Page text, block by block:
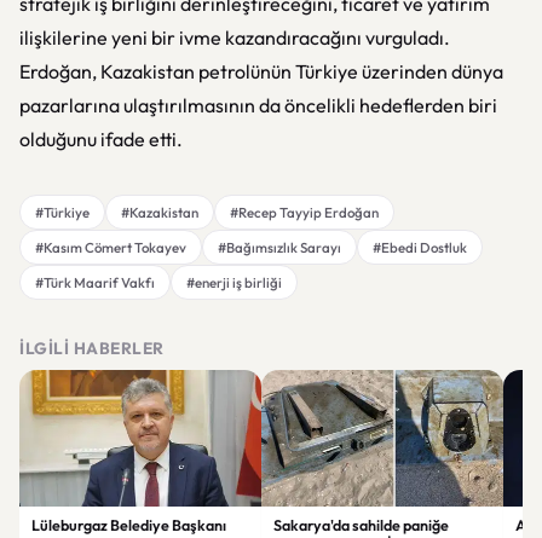
ilişkilerine yeni bir ivme kazandıracağını vurguladı.
Erdoğan, Kazakistan petrolünün Türkiye üzerinden dünya
pazarlarına ulaştırılmasının da öncelikli hedeflerden biri
olduğunu ifade etti.
#Türkiye #Kazakistan
#Recep Tayyip Erdoğan
#Kasım Cömert Tokayev
#Bağımsızlık Sarayı
#Ebedi Dostluk
#Türk Maarif Vakfı
#enerji iş birliği
İLGILI HABERLER
Lüleburgaz Belediye Başkanı
Sakarya'da sahilde paniğe